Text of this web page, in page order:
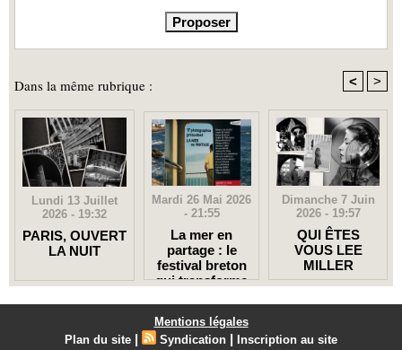
Dans la même rubrique : < >
Lundi 13 Juillet
2026 - 19:32
PARIS, OUVERT
LA NUIT
Mardi 26 Mai 2026
- 21:55
La mer en
partage : le
festival breton
qui transforme
ouvert
Dimanche 7 Juin
2026 - 19:57
QUI ÊTES
VOUS LEE
MILLER
Mentions légales
Plan du site | Syndication | Inscription au site